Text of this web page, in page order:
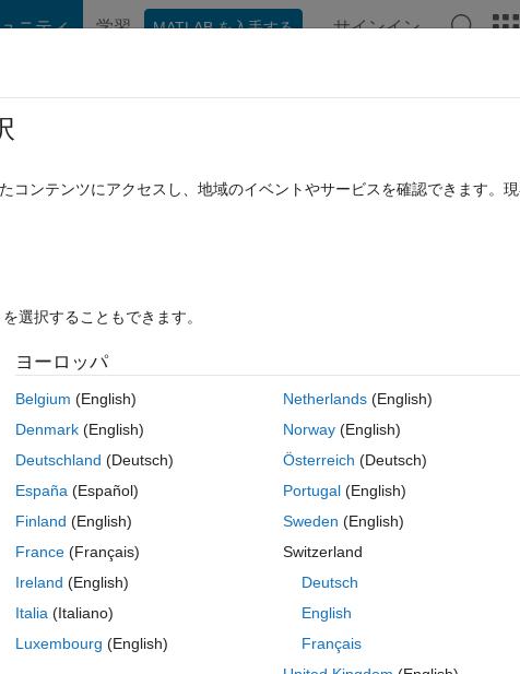
ニティ 学習 MATLAB を入手する サインイン
に関する FAQ
plotting heatmap
0 投票
テーマ
コンテンツにアクセスし、地域のイベントやサービスを確認できます。
選択することもできます。
ヨーロッパ
Belgium (English)
Denmark (English)
Deutschland (Deutsch)
España (Español)
Finland (English)
France (Français)
Ireland (English)
Italia (Italiano)
Luxembourg (English)
Netherlands(English)
Norway(English)
Österreich (Deutsch)
Portugal(English)
Sweden (English)
Switzerland
Deutsch
English
Français